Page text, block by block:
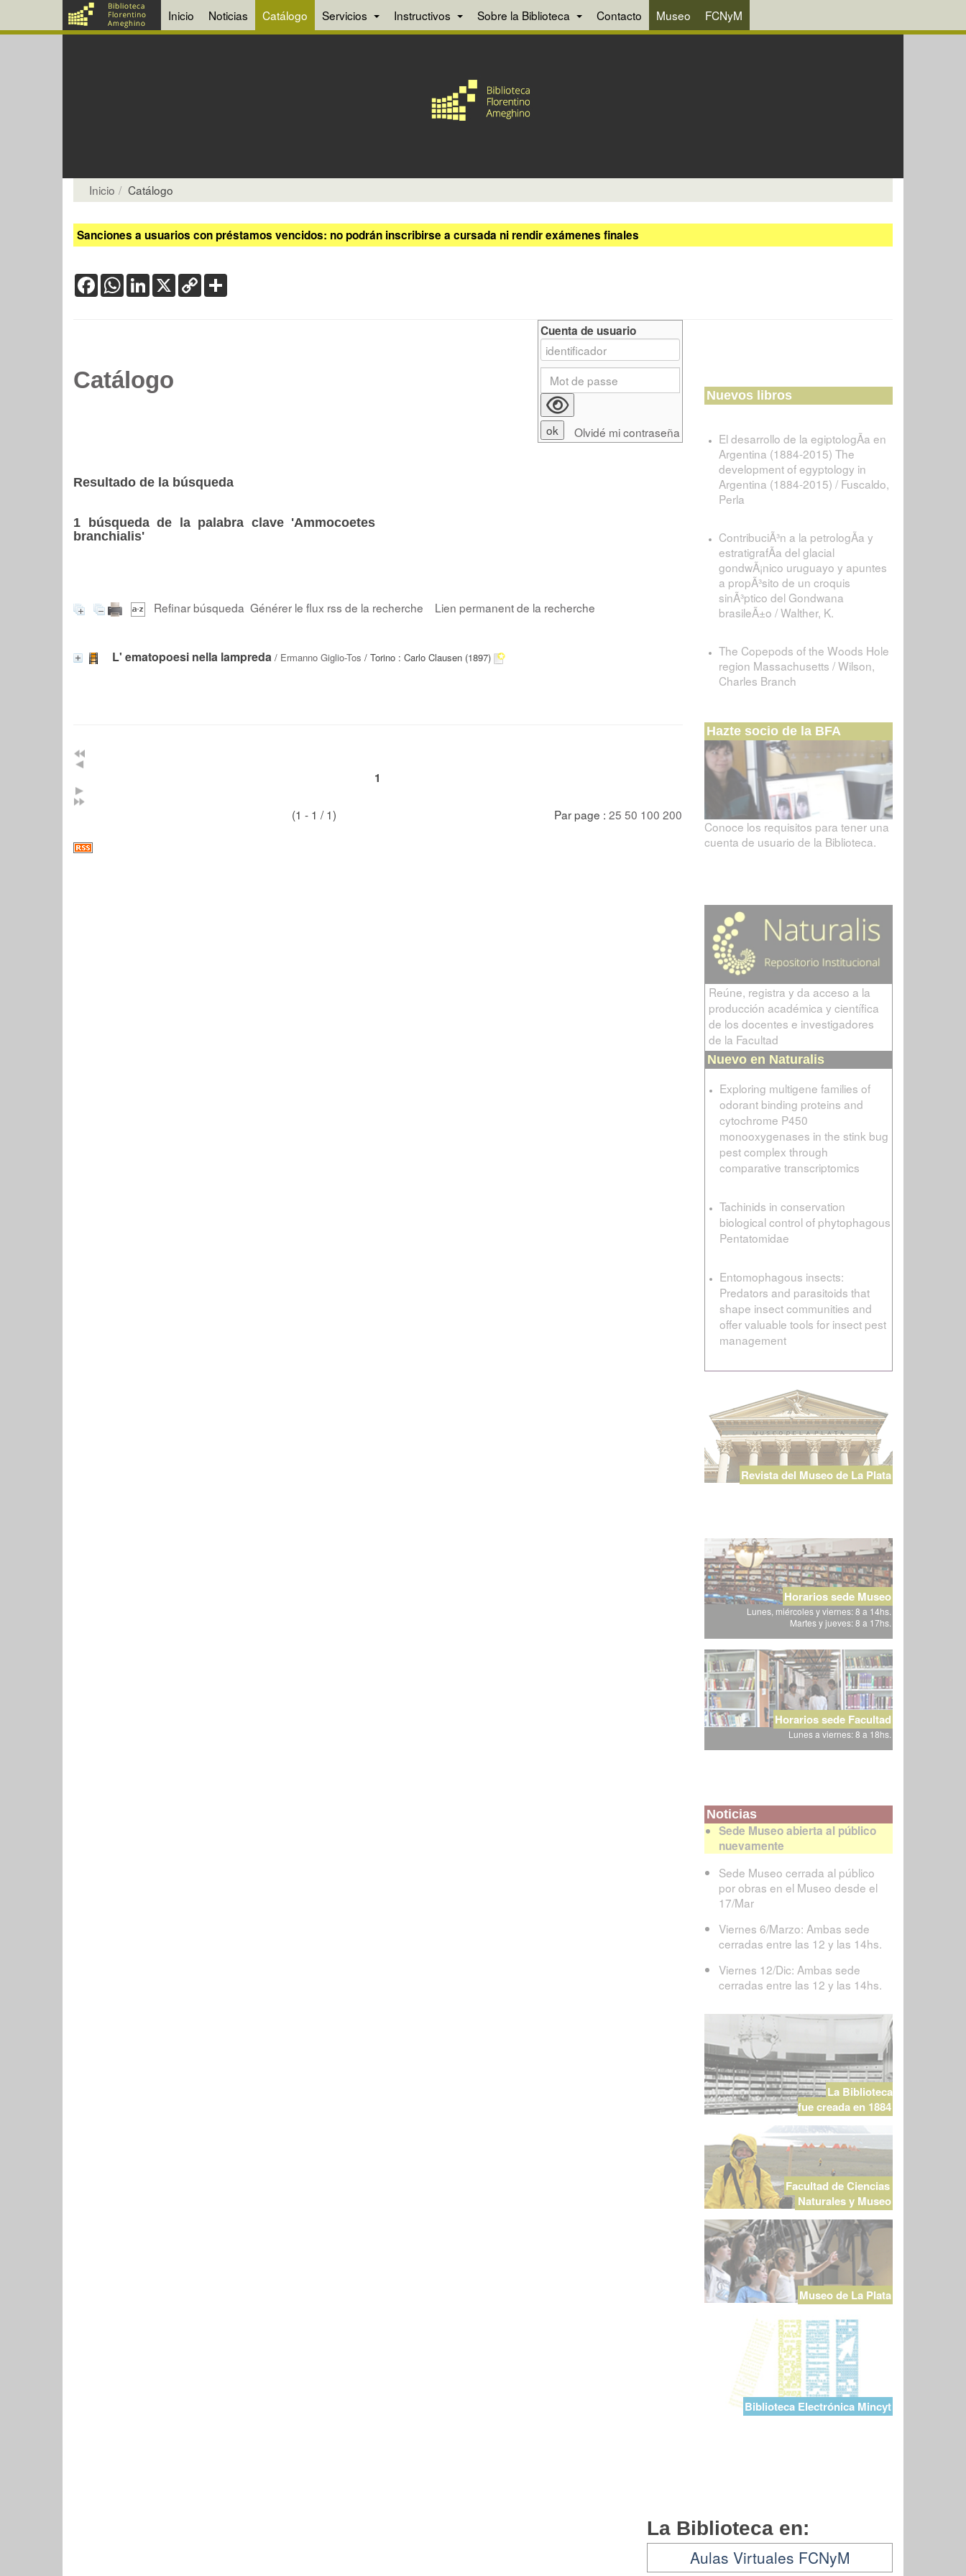
Inicio Noticias Catálogo Servicios Instructivos Sobre la Biblioteca Contacto Museo FCNyM
Inicio Catálogo
Sanciones a usuarios con préstamos vencidos: no podrán inscribirse a cursada ni rendir exámenes finales
FacebookWhatsApp
LinkedIn
X Copy
Link
Catálogo
Resultado de la búsqueda
1 búsqueda de la palabra clave 'Ammocoetes
branchialis'
Refinar búsqueda Générer le flux rss de la recherche Lien permanent de la recherche
L' ematopoesi nella lampreda / Ermanno Giglio-Tos / Torino : Carlo Clausen (1897)
1
(1 - 1 / 1) Par page : 25 50 100 200
Cuenta de usuario
Olvidé mi contraseña
Nuevos libros
El desarrollo de la egiptologÃ­a en
Argentina (1884-2015) The
development of egyptology in
Argentina (1884-2015) / Fuscaldo,
Perla
ContribuciÃ³n a la petrologÃ­a y
estratigrafÃ­a del glacial
gondwÃ¡nico uruguayo y apuntes
a propÃ³sito de un croquis
sinÃ³ptico del Gondwana
brasileÃ±o / Walther, K.
The Copepods of the Woods Hole
region Massachusetts / Wilson,
Charles Branch
Hazte socio de la BFA
Conoce los requisitos para tener una
cuenta de usuario de la Biblioteca.
Reúne, registra y da acceso a la
producción académica y científica
de los docentes e investigadores
de la Facultad
Nuevo en Naturalis
Exploring multigene families of
odorant binding proteins and
cytochrome P450
monooxygenases in the stink bug
pest complex through
comparative transcriptomics
Tachinids in conservation
biological control of phytophagous
Pentatomidae
Entomophagous insects:
Predators and parasitoids that
shape insect communities and
offer valuable tools for insect pest
management
Revista del Museo de La Plata
Horarios sede Museo
Lunes, miércoles y viernes: 8 a 14hs.
Martes y jueves: 8 a 17hs.
Horarios sede Facultad
Lunes a viernes: 8 a 18hs.
Noticias
Sede Museo abierta al público
nuevamente
Sede Museo cerrada al público
por obras en el Museo desde el
17/Mar
Viernes 6/Marzo: Ambas sede
cerradas entre las 12 y las 14hs.
Viernes 12/Dic: Ambas sede
cerradas entre las 12 y las 14hs.
La Biblioteca
fue creada en 1884
Facultad de Ciencias
Naturales y Museo
Museo de La Plata
Biblioteca Electrónica Mincyt
La Biblioteca en:
Aulas Virtuales FCNyM